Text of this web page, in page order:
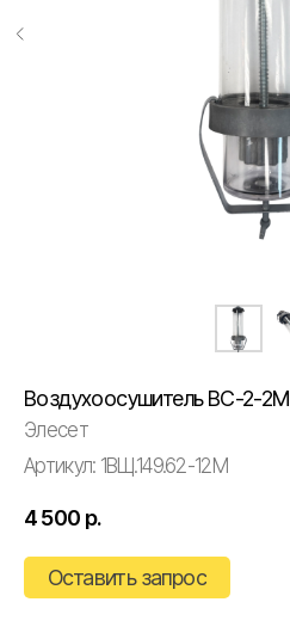
Воздухоосушитель ВС-2-2М
Элесет
Артикул: 1ВЩ.149.62-12М
4 500 р.
Оставить запрос